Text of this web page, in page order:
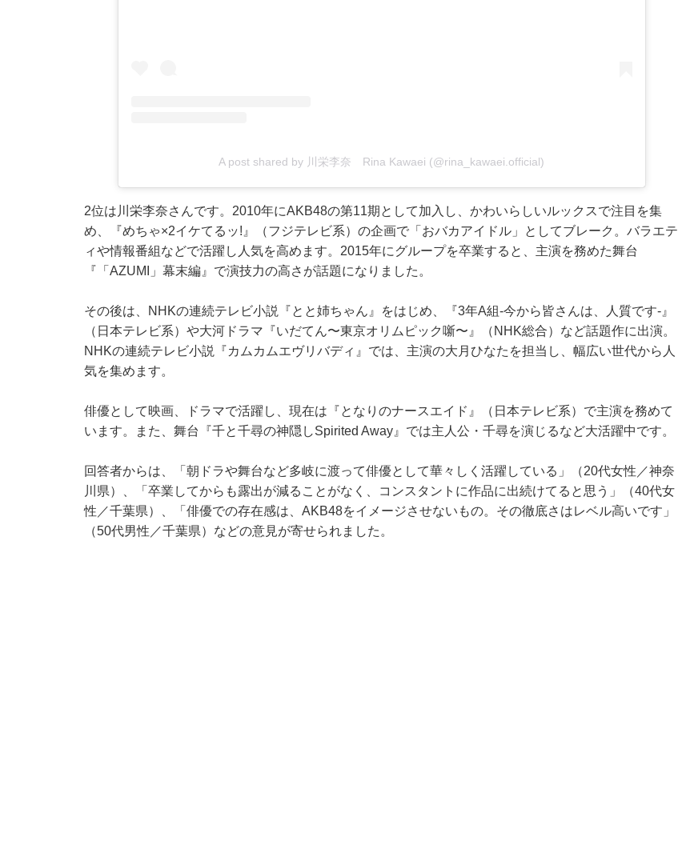
A post shared by 川栄李奈 Rina Kawaei (@rina_kawaei.official)
2位は川栄李奈さんです。2010年にAKB48の第11期として加入し、かわいらしいルックスで注目を集
め、『めちゃ×2イケてるッ!』（フジテレビ系）の企画で「おバカアイドル」としてブレーク。バラエテ
ィや情報番組などで活躍し人気を高めます。2015年にグループを卒業すると、主演を務めた舞台
『「AZUMI」幕末編』で演技力の高さが話題になりました。
その後は、NHKの連続テレビ小説『とと姉ちゃん』をはじめ、『3年A組-今から皆さんは、人質です-』
（日本テレビ系）や大河ドラマ『いだてん〜東京オリムピック噺〜』（NHK総合）など話題作に出演。
NHKの連続テレビ小説『カムカムエヴリバディ』では、主演の大月ひなたを担当し、幅広い世代から人
気を集めます。
俳優として映画、ドラマで活躍し、現在は『となりのナースエイド』（日本テレビ系）で主演を務めて
います。また、舞台『千と千尋の神隠しSpirited Away』では主人公・千尋を演じるなど大活躍中です。
回答者からは、「朝ドラや舞台など多岐に渡って俳優として華々しく活躍している」（20代女性／神奈
川県）、「卒業してからも露出が減ることがなく、コンスタントに作品に出続けてると思う」（40代女
性／千葉県）、「俳優での存在感は、AKB48をイメージさせないもの。その徹底さはレベル高いです」
（50代男性／千葉県）などの意見が寄せられました。